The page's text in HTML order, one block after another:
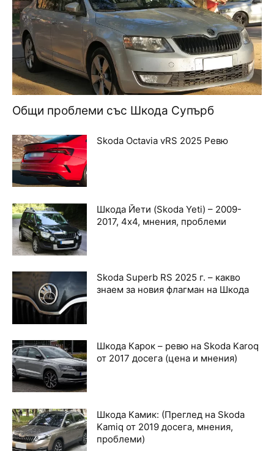
Общи проблеми със Шкода Супърб
Skoda Octavia vRS 2025 Ревю
Шкода Йети (Skoda Yeti) – 2009-
2017, 4х4, мнения, проблеми
Skoda Superb RS 2025 г. – какво
знаем за новия флагман на Шкода
Шкода Карок – ревю на Skoda Karoq
от 2017 досега (цена и мнения)
Шкода Камик: (Преглед на Skoda
Kamiq от 2019 досега, мнения,
проблеми)